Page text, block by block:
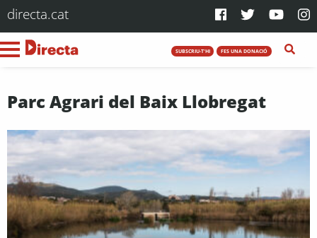
directa.cat
SUBSCRIU-T'HI FES UNA DONACIÓ
Parc Agrari del Baix Llobregat